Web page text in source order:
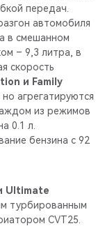
передач.
автомобиля
в смешанном
– 9,3 литра, в
скорость
и Family
агрегатируются
из режимов
0.1 л.
бензина с 92
Ultimate
турбированным
CVT25.